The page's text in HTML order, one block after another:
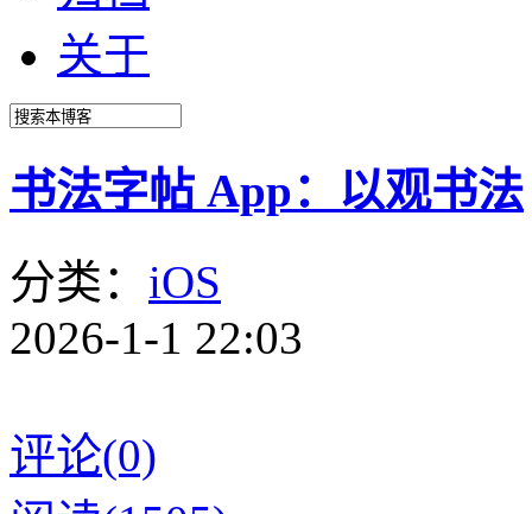
关于
书法字帖 App：以观书法
分类： iOS
2026-1-1 22:03
评论(0)